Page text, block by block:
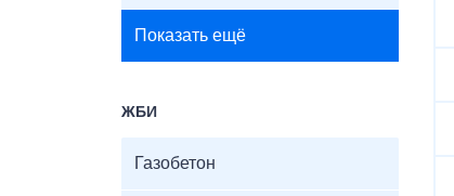
Показать ещё
ЖБИ
Газобетон